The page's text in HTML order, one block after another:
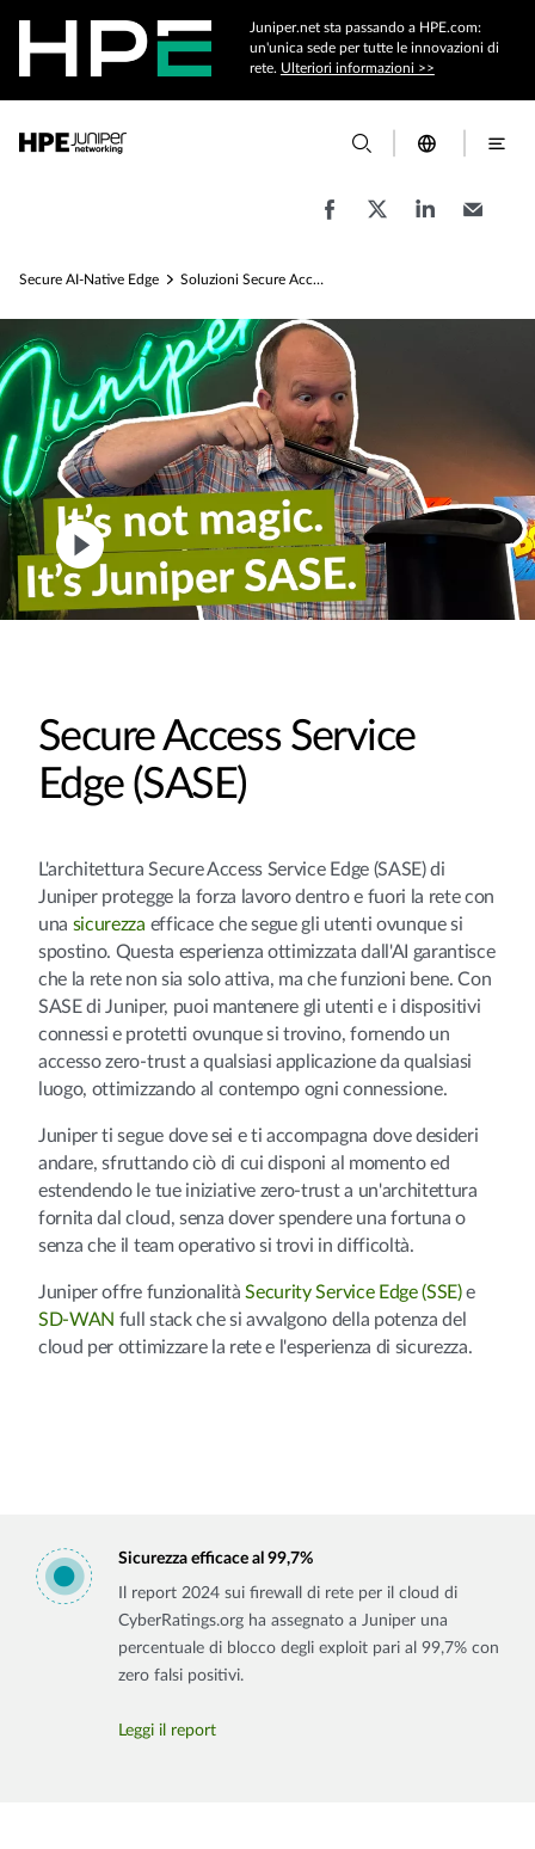
Juniper.net sta passando a HPE.com:
un'unica sede per tutte le innovazioni di
rete. Ulteriori informazioni >>
Secure AI-Native Edge Soluzioni Secure Access Service Edge (SASE)
Secure Access Service
Edge (SASE)
L'architettura Secure Access Service Edge (SASE) di
Juniper protegge la forza lavoro dentro e fuori la rete con
una sicurezza efficace che segue gli utenti ovunque si
spostino. Questa esperienza ottimizzata dall'AI garantisce
che la rete non sia solo attiva, ma che funzioni bene. Con
SASE di Juniper, puoi mantenere gli utenti e i dispositivi
connessi e protetti ovunque si trovino, fornendo un
accesso zero-trust a qualsiasi applicazione da qualsiasi
luogo, ottimizzando al contempo ogni connessione.
Juniper ti segue dove sei e ti accompagna dove desideri
andare, sfruttando ciò di cui disponi al momento ed
estendendo le tue iniziative zero-trust a un'architettura
fornita dal cloud, senza dover spendere una fortuna o
senza che il team operativo si trovi in difficoltà.
Juniper offre funzionalitàSecurity Service Edge (SSE)e
SD-WAN full stack che si avvalgono della potenza del
cloud per ottimizzare la rete e l'esperienza di sicurezza.
Sicurezza efficace al 99,7%
Il report 2024 sui firewall di rete per il cloud di
CyberRatings.org ha assegnato a Juniper una
percentuale di blocco degli exploit pari al 99,7% con
zero falsi positivi.
Leggi il report